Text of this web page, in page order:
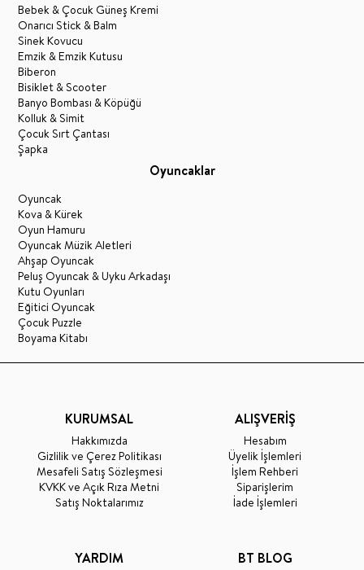
Bebek & Çocuk Güneş Kremi
Onarıcı Stick & Balm
Sinek Kovucu
Emzik & Emzik Kutusu
Biberon
Bisiklet & Scooter
Banyo Bombası & Köpüğü
Kolluk & Simit
Çocuk Sırt Çantası
Şapka
Oyuncaklar
Oyuncak
Kova & Kürek
Oyun Hamuru
Oyuncak Müzik Aletleri
Ahşap Oyuncak
Peluş Oyuncak & Uyku Arkadaşı
Kutu Oyunları
Eğitici Oyuncak
Çocuk Puzzle
Boyama Kitabı
KURUMSAL
Hakkımızda
Gizlilik ve Çerez Politikası
Mesafeli Satış Sözleşmesi
KVKK ve Açık Rıza Metni
Satış Noktalarımız
ALIŞVERİŞ
Hesabım
Üyelik İşlemleri
İşlem Rehberi
Siparişlerim
İade İşlemleri
YARDIM BT BLOG